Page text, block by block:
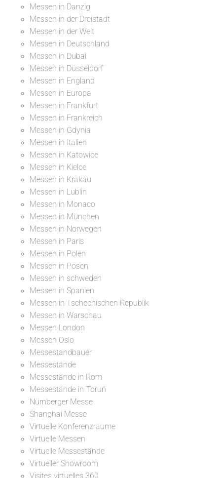
Messen in Danzig
Messen in der Dreistadt
Messen in der Welt
Messen in Deutschland
Messen in Dubai
Messen in Düsseldorf
Messen in England
Messen in Europa
Messen in Frankfurt
Messen in Frankreich
Messen in Gdynia
Messen in Italien
Messen in Katowice
Messen in Kielce
Messen in Krakau
Messen in Lublin
Messen in Monaco
Messen in München
Messen in Norwegen
Messen in Paris
Messen in Polen
Messen in Posen
Messen in schweden
Messen in Spanien
Messen in Tschechischen Republik
Messen in Warschau
Messen London
Messen Oslo
Messestandbauer
Messestände
Messestände in Rom
Messestände in Toruń
Nürnberger Messe
Shanghai Messe
Virtuelle Konferenzräume
Virtuelle Messen
Virtuelle Messestände
Virtueller Showroom
Visites virtuelles 360